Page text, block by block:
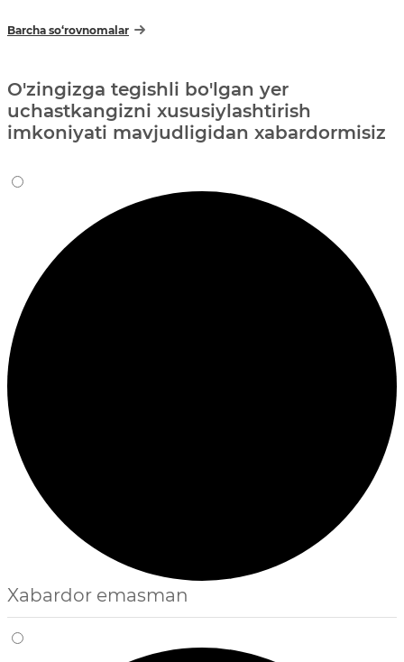
Barcha so‘rovnomalar
O'zingizga tegishli bo'lgan yer
uchastkangizni xususiylashtirish
imkoniyati mavjudligidan xabardormisiz
Xabardor emasman